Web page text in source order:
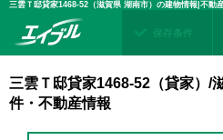
三雲Ｔ邸貸家1468-52（滋賀県 湖南市）の建物情報|不動
保存条件
三雲Ｔ邸貸家1468-52（貸家）/
件・不動産情報